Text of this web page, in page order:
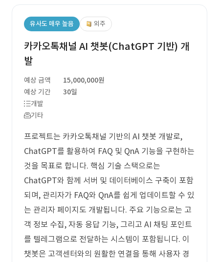
유사도 매우 높음 외주
카카오톡채널 AI 챗봇(ChatGPT 기반) 개
발
예상 금액
15,000,000원
예상 기간
30일
개발
기타
프로젝트는 카카오톡채널 기반의 AI 챗봇 개발로,
ChatGPT를 활용하여 FAQ 및 QnA 기능을 구현하는
것을 목표로 합니다. 핵심 기술 스택으로는
ChatGPT와 함께 서버 및 데이터베이스 구축이 포함
되며, 관리자가 FAQ와 QnA를 쉽게 업데이트할 수 있
는 관리자 페이지도 개발됩니다. 주요 기능으로는 고
객 정보 수집, 자동 응답 기능, 그리고 AI 채팅 포인트
를 텔레그램으로 전달하는 시스템이 포함됩니다. 이
챗봇은 고객센터와의 원활한 연결을 통해 사용자 경